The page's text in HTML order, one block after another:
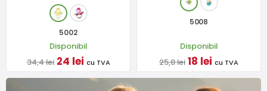
5002
Disponibil
34,4 lei 24 lei cu TVA
5008
Disponibil
25,8 lei 18 lei cu TVA